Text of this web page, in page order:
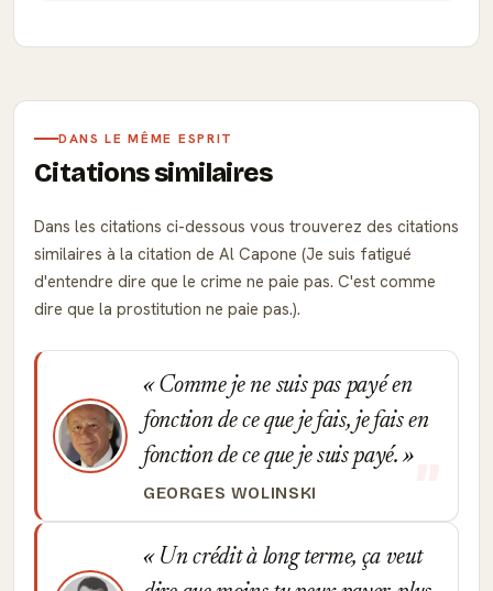
DANS LE MÊME ESPRIT
Citations similaires
Dans les citations ci-dessous vous trouverez des citations
similaires à la citation de Al Capone (Je suis fatigué
d'entendre dire que le crime ne paie pas. C'est comme
dire que la prostitution ne paie pas.).
Comme je ne suis pas payé en
fonction de ce que je fais, je fais en
fonction de ce que je suis payé.
GEORGES WOLINSKI
Un crédit à long terme, ça veut